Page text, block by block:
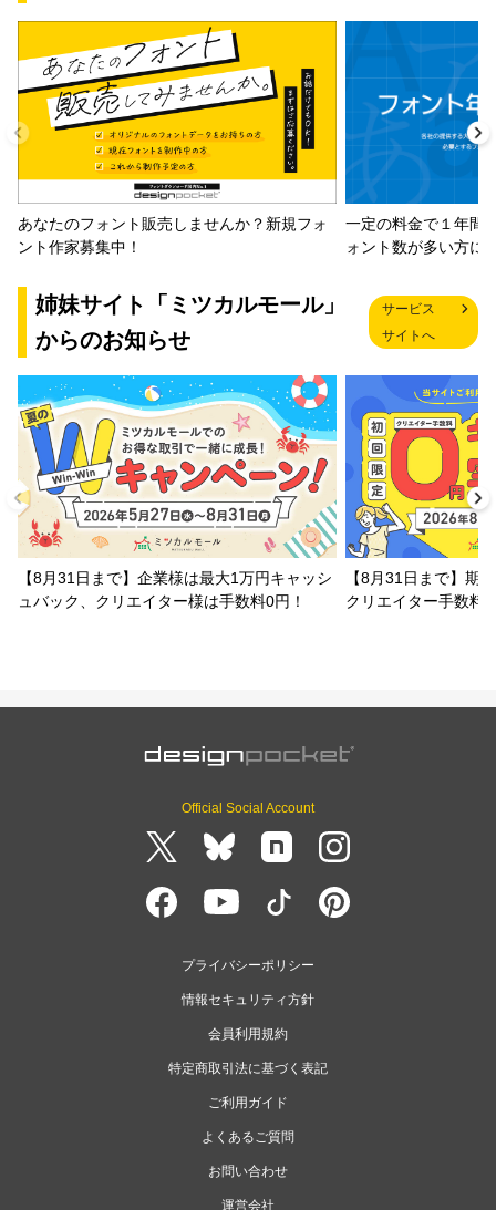
あなたのフォント販売しませんか？新規フォ
ント作家募集中！
一定の料金で１年間
ォント数が多い方に
姉妹サイト「ミツカルモール」
からのお知らせ
サービス
サイトへ
【8月31日まで】企業様は最大1万円キャッシ
ュバック、クリエイター様は手数料0円！
【8月31日まで】期
クリエイター手数料
Official Social Account
プライバシーポリシー
情報セキュリティ方針
会員利用規約
特定商取引法に基づく表記
ご利用ガイド
よくあるご質問
お問い合わせ
運営会社